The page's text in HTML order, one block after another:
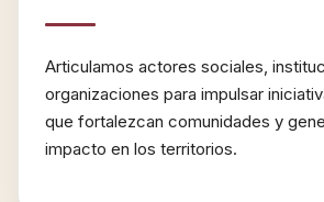
Articulamos actores sociales,
organizaciones para impulsar
que fortalezcan comunidades y
impacto en los territorios.